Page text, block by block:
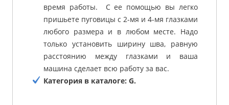
время работы. С ее помощью вы легко
пришьете пуговицы с 2-мя и 4-мя глазками
любого размера и в любом месте. Надо
только установить ширину шва, равную
расстоянию между глазками и ваша
машина сделает всю работу за вас.
Категория в каталоге: G.